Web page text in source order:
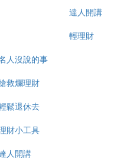
達人開講
輕理財
人沒說的事
救爛理財
鬆退休去
財小工具
人開講